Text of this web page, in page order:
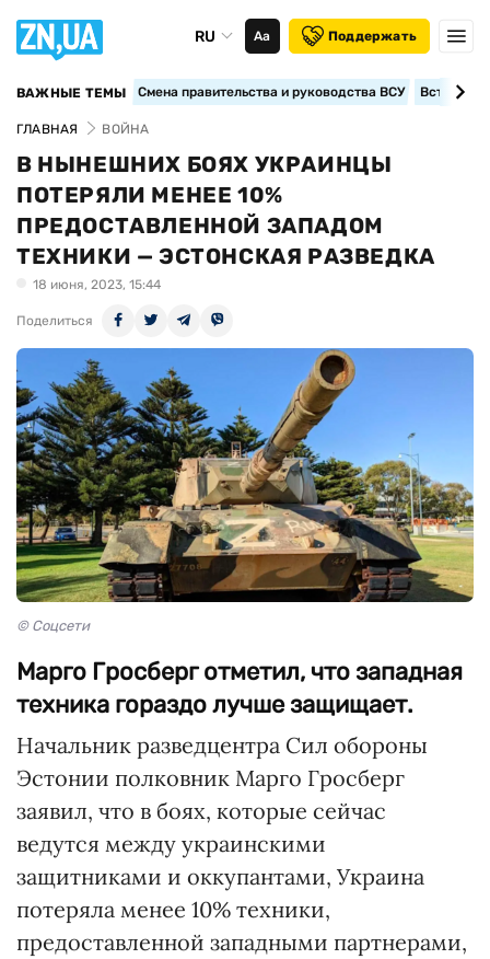
RU Аа Поддержать
ВАЖНЫЕ ТЕМЫ Смена правительства и руководства ВСУ
ГЛАВНАЯ ВОЙНА
В НЫНЕШНИХ БОЯХ УКРАИНЦЫ
ПОТЕРЯЛИ МЕНЕЕ 10%
ПРЕДОСТАВЛЕННОЙ ЗАПАДОМ
ТЕХНИКИ — ЭСТОНСКАЯ РАЗВЕДКА
18 июня, 2023, 15:44
Поделиться
© Соцсети
Марго Гросберг отметил, что западная
техника гораздо лучше защищает.
Начальник разведцентра Сил обороны
Эстонии полковник Марго Гросберг
заявил, что в боях, которые сейчас
ведутся между украинскими
защитниками и оккупантами, Украина
потеряла менее 10% техники,
предоставленной западными партнерами,